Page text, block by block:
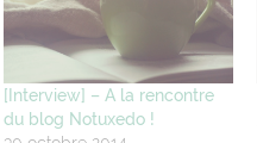
[Interview] – A la rencontre
du blog Notuxedo !